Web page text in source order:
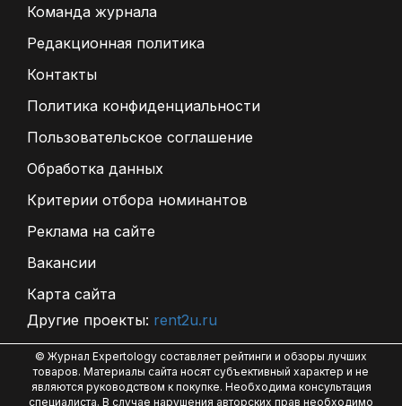
Команда журнала
Редакционная политика
Контакты
Политика конфиденциальности
Пользовательское соглашение
Обработка данных
Критерии отбора номинантов
Реклама на сайте
Вакансии
Карта сайта
Другие проекты: rent2u.ru
© Журнал Expertology составляет рейтинги и обзоры лучших
товаров. Материалы сайта носят субъективный характер и не
являются руководством к покупке. Необходима консультация
специалиста. В случае нарушения авторских прав необходимо